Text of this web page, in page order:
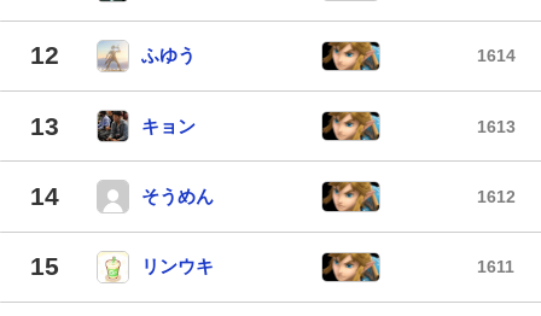
12 ふゆう 1614
13 キョン 1613
14 そうめん 1612
15 リンウキ 1611